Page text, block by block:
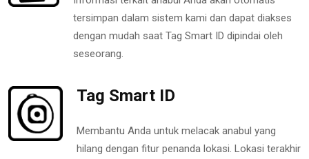
tersimpan dalam sistem kami dan dapat diakses
dengan mudah saat Tag Smart ID dipindai oleh
seseorang.
Tag Smart ID
Membantu Anda untuk melacak anabul yang
hilang dengan fitur penanda lokasi. Lokasi terakhir